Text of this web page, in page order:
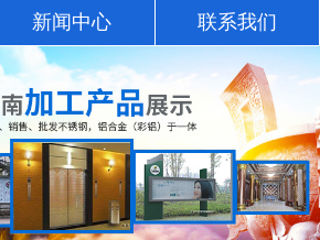
新闻中心 联系我们